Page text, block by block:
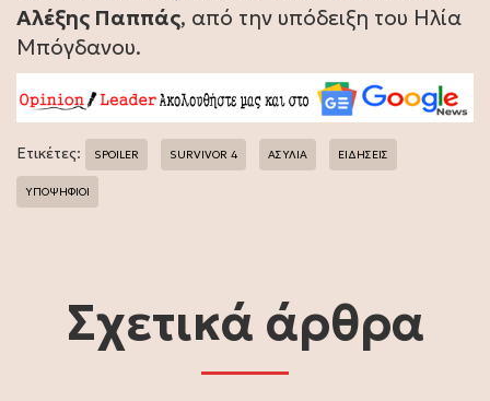
Αλέξης Παππάς, από την υπόδειξη του Ηλία
Μπόγδανου.
Ετικέτες: SPOILER SURVIVOR 4 ΑΣΥΛΙΑ ΕΙΔΗΣΕΙΣ
ΥΠΟΨΗΦΙΟΙ
Σχετικά άρθρα